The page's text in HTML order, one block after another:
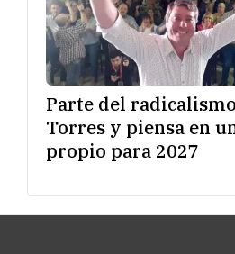
Parte del
Torres y piensa en
propio para 2027